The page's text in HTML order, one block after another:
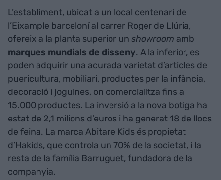
L’establiment, ubicat a un local centenari de
l’Eixample barceloní al carrer Roger de Llúria,
ofereix a la planta superior un showroom amb
marques mundials de disseny. A la inferior, es
poden adquirir una acurada varietat d’articles de
puericultura, mobiliari, productes per la infància,
decoració i joguines, on comercialitza fins a
15.000 productes. La inversió a la nova botiga ha
estat de 2,1 milions d’euros i ha generat 18 de llocs
de feina. La marca Abitare Kids és propietat
d’Hakids, que controla un 70% de la societat, i la
resta de la família Barruguet, fundadora de la
companyia.